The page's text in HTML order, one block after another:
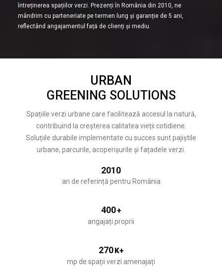
întreținerea spațiilor verzi. Prezenți în România din 2010, ne
mândrim cu parteneriate pe termen lung și garanție de 5 ani,
reflectând angajamentul față de clienți și mediu.
URBAN
GREENING SOLUTIONS
Spațiile verzi urbane care facilitează accesul la natură,
contribuind la creșterea calitatea vieții cotidiene.
Soluțiile durabile implementate cu succes sunt pajiștile
urbane, parcurile, acoperișurile și fațadele verzi.
2010
an de referință pentru România
400+
angajați proprii
270K+
mp de spații verzi amenajați